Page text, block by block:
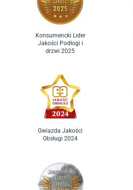
Konsumencki Lider
Jakości Podłogi i
drzwi 2025
Gwiazda Jakości
Obsługi 2024